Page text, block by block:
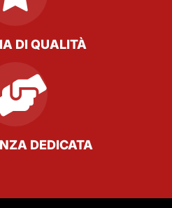
DI QUALITÀ
DEDICATA